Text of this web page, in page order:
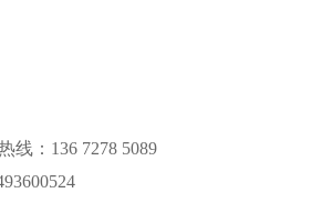
线：136 7278 5089